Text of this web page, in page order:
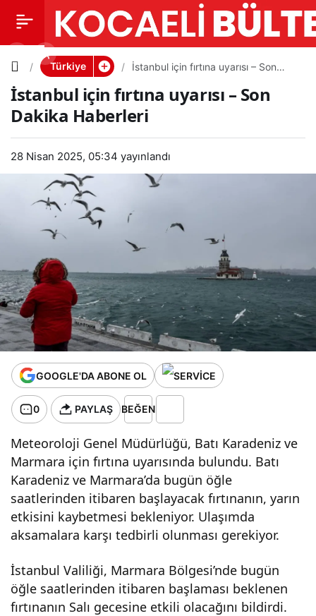
Türkiye
İstanbul için fırtına uyarısı – Son
İstanbul için fırtına uyarısı – Son
Dakika Haberleri
28 Nisan 2025, 05:34 yayınlandı
GOOGLE'DA ABONE OL
0 PAYLAŞ BEĞEN
Meteoroloji Genel Müdürlüğü, Batı Karadeniz ve
Marmara için fırtına uyarısında bulundu. Batı
Karadeniz ve Marmara’da bugün öğle
saatlerinden itibaren başlayacak fırtınanın, yarın
etkisini kaybetmesi bekleniyor. Ulaşımda
aksamalara karşı tedbirli olunması gerekiyor.
İstanbul Valiliği, Marmara Bölgesi’nde bugün
öğle saatlerinden itibaren başlaması beklenen
fırtınanın Salı gecesine etkili olacağını bildirdi.
İstanbul
için
fırtına
uyarısı –
Son
Dakika
PAYLAŞ